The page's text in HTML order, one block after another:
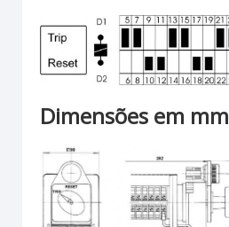
Dimensões em mm